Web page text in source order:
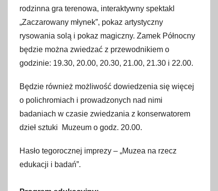
rodzinna gra terenowa, interaktywny spektakl
„Zaczarowany młynek”, pokaz artystyczny
rysowania solą i pokaz magiczny. Zamek Północny
będzie można zwiedzać z przewodnikiem o
godzinie: 19.30, 20.00, 20.30, 21.00, 21.30 i 22.00.
Będzie również możliwość dowiedzenia się więcej
o polichromiach i prowadzonych nad nimi
badaniach w czasie zwiedzania z konserwatorem
dzieł sztuki Muzeum o godz. 20.00.
Hasło tegorocznej imprezy – „Muzea na rzecz
edukacji i badań”.